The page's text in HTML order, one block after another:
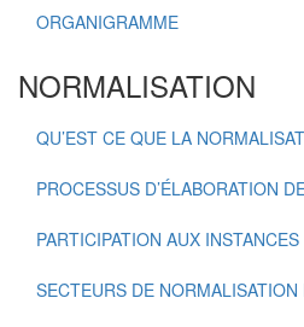
ORGANIGRAMME
NORMALISATION
QU’EST CE QUE LA
PROCESSUS D’ÉLABORATION
PARTICIPATION AUX
SECTEURS DE NORMALISATION